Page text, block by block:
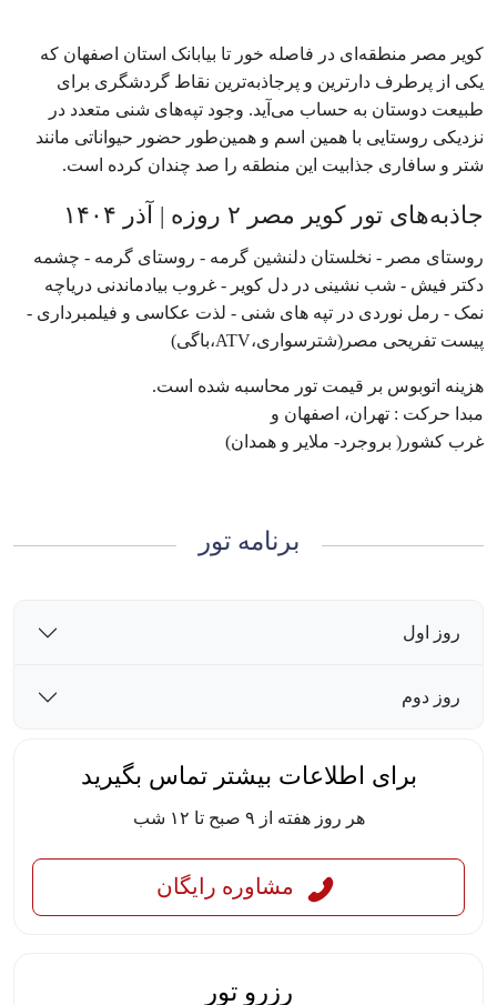
کویر مصر منطقه‌ای در فاصله خور تا بیابانک استان اصفهان که
یکی از پرطرف‌ دارترین و پرجاذبه‌ترین نقاط گردشگری برای
طبیعت دوستان به حساب می‌آید. وجود تپه‌های شنی متعدد در
نزدیکی روستایی با همین اسم و همین‌طور حضور حیواناتی مانند
شتر و سافاری جذابیت این منطقه را صد چندان کرده است.
جاذبه‌های تور کویر مصر ۲ روزه | آ‌ذر ۱۴۰۴
روستای مصر - نخلستان دلنشین گرمه - روستای گرمه - چشمه
دکتر فیش - شب نشینی در دل کویر - غروب بیادماندنی دریاچه
نمک - رمل نوردی در تپه های شنی - لذت عکاسی و فیلمبرداری -
پیست تفریحی مصر(شترسواری،ATV،باگی)
هزینه اتوبوس بر قیمت تور محاسبه شده است.
مبدا حرکت : تهران، اصفهان و
غرب کشور( بروجرد- ملایر و همدان)
برنامه تور
روز اول
روز دوم
برای اطلاعات بیشتر تماس بگیرید
هر روز هفته از ۹ صبح تا ۱۲ شب
مشاوره رایگان
رزرو تور